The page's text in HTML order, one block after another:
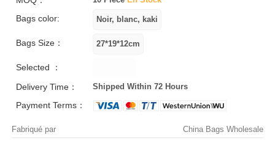
Bags color:
Bags Size：
Selected ：
Delivery Time：
Shipped Within 72 Hours
Payment Terms：
Fabriqué par China Bags Wholesale